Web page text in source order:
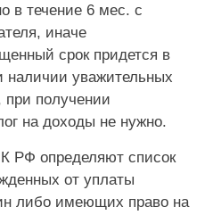
в течение 6 мес. с
иначе
срок придется в
наличии уважительных
при получении
на доходы не нужно.
РФ определяют список
от уплаты
либо имеющих право на